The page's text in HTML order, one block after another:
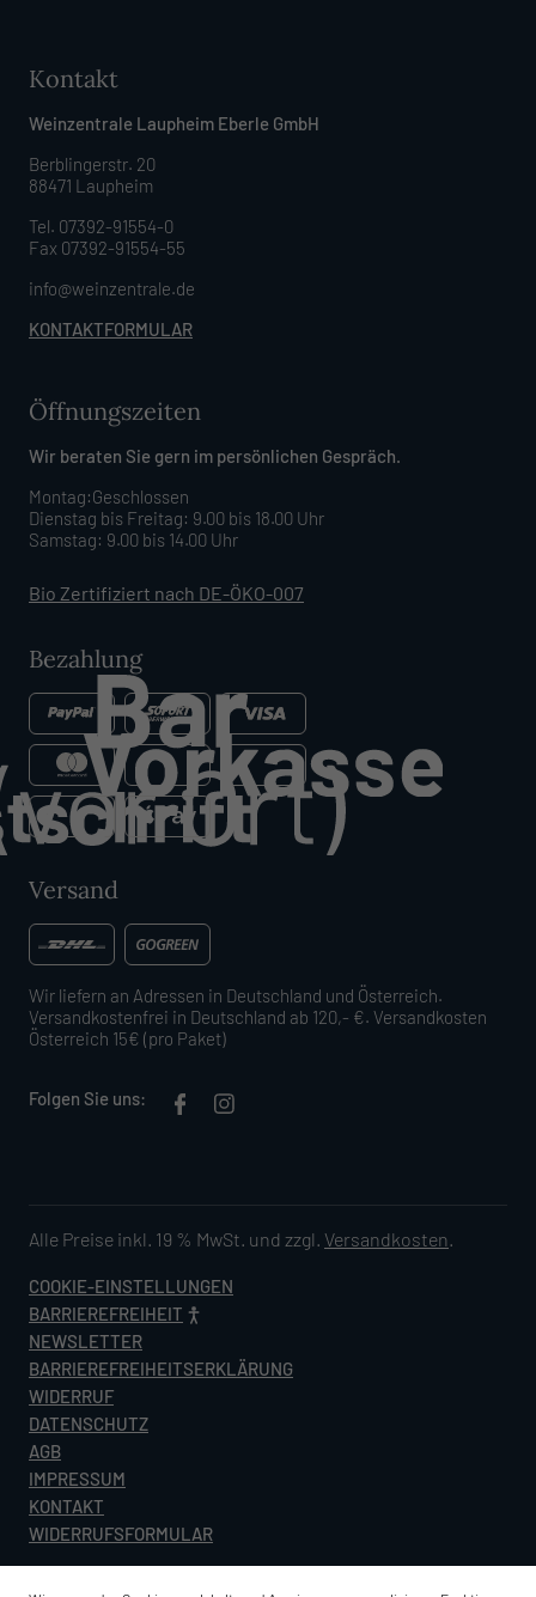
Kontakt
Weinzentrale Laupheim Eberle GmbH
Berblingerstr. 20
88471 Laupheim
Tel. 07392-91554-0
Fax 07392-91554-55
info@weinzentrale.de
KONTAKTFORMULAR
Öffnungszeiten
Wir beraten Sie gern im persönlichen Gespräch.
Montag:Geschlossen
Dienstag bis Freitag: 9.00 bis 18.00 Uhr
Samstag: 9.00 bis 14.00 Uhr
Bio Zertifiziert nach DE-ÖKO-007
Bezahlung
Versand
Wir liefern an Adressen in Deutschland und Österreich.
Versandkostenfrei in Deutschland ab 120,- €. Versandkosten
Österreich 15€ (pro Paket)
Folgen Sie uns:
Alle Preise inkl. 19 % MwSt. und zzgl. Versandkosten.
COOKIE-EINSTELLUNGEN
BARRIEREFREIHEIT
NEWSLETTER
BARRIEREFREIHEITSERKLÄRUNG
WIDERRUF
DATENSCHUTZ
AGB
IMPRESSUM
KONTAKT
WIDERRUFSFORMULAR